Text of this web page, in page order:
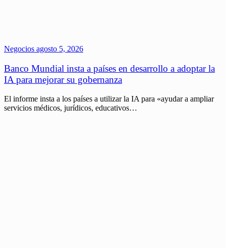
Negocios agosto 5, 2026
Banco Mundial insta a países en desarrollo a adoptar la
IA para mejorar su gobernanza
El informe insta a los países a utilizar la IA para «ayudar a ampliar
servicios médicos, jurídicos, educativos…